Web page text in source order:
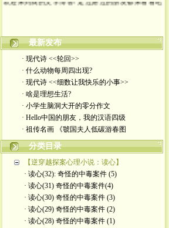
最新发布
· 现代诗 <<轮回>>
· 什么动物每周四出现?
· 现代诗 <<细数让我快乐的小事>>
· 啥是理想生活?
· 小学生脑洞大开的零分作文
· Hello中国的朋友，我的汉语四级
· 祖传名画 《虢国夫人低碳游春图
分类目录
【逆穿越探案心理小说：读心】
· 读心(32): 奇怪的中毒案件 (5)
· 读心(31) 奇怪的中毒案件(4)
· 读心(30) 奇怪的中毒案件 (3)
· 读心(29) 奇怪的中毒案件 (2)
· 读心(28) 奇怪的中毒案件 (1)